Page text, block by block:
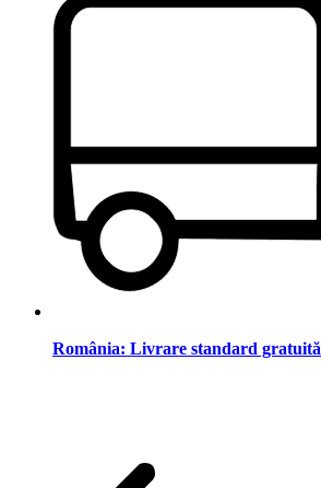
România: Livrare standard gratuită